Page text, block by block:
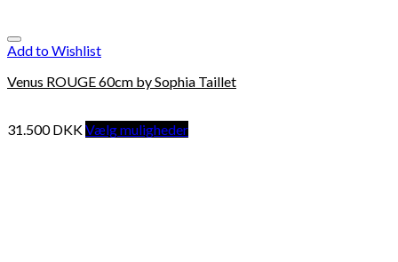
Add to Wishlist
Venus ROUGE 60cm by Sophia Taillet
31.500DKKVælg muligheder